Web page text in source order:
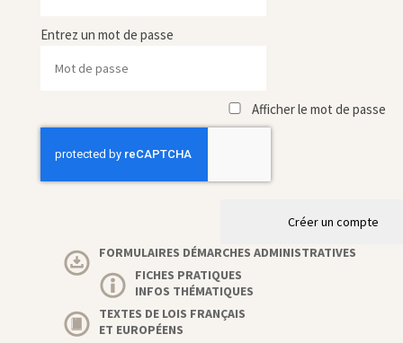
Entrez un mot de passe
Afficher le mot de passe
Créer un compte
FORMULAIRES DÉMARCHES ADMINISTRATIVES
FICHES PRATIQUES
INFOS THÉMATIQUES
TEXTES DE LOIS FRANÇAIS
ET EUROPÉENS